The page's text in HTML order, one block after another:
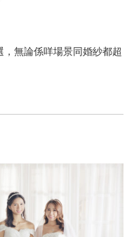
無論係咩場景同婚紗都超